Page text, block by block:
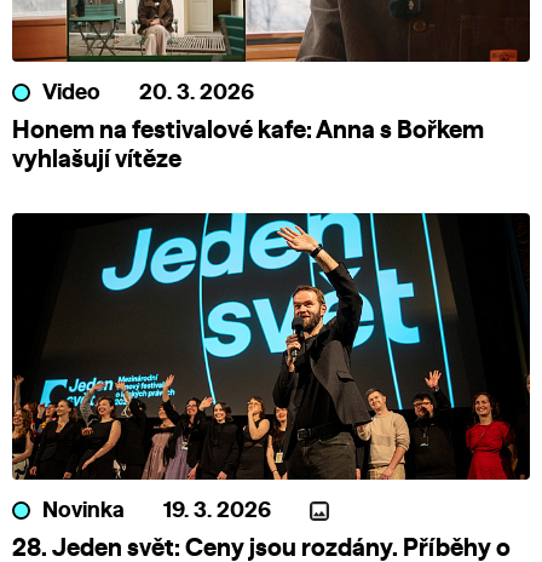
Video 20. 3. 2026
Honem na festivalové kafe: Anna s Bořkem
vyhlašují vítěze
Novinka 19. 3. 2026
28. Jeden svět: Ceny jsou rozdány. Příběhy o